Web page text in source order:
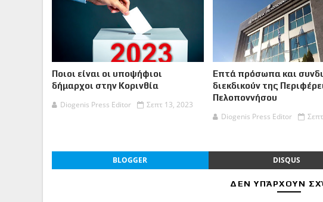
Ποιοι είναι οι υποψήφιοι
δήμαρχοι στην Κορινθία
Diogenis Press Editor
Σεπτ 13, 2023
Επτά πρόσωπα και
διεκδικούν της
Πελοποννήσου
Diogenis Press Editor
BLOGGER DISQUS
ΔΕΝ ΥΠΆΡΧΟΥΝ